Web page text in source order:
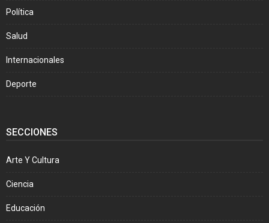
Política
Salud
Internacionales
Deporte
SECCIONES
Arte Y Cultura
Ciencia
Educación